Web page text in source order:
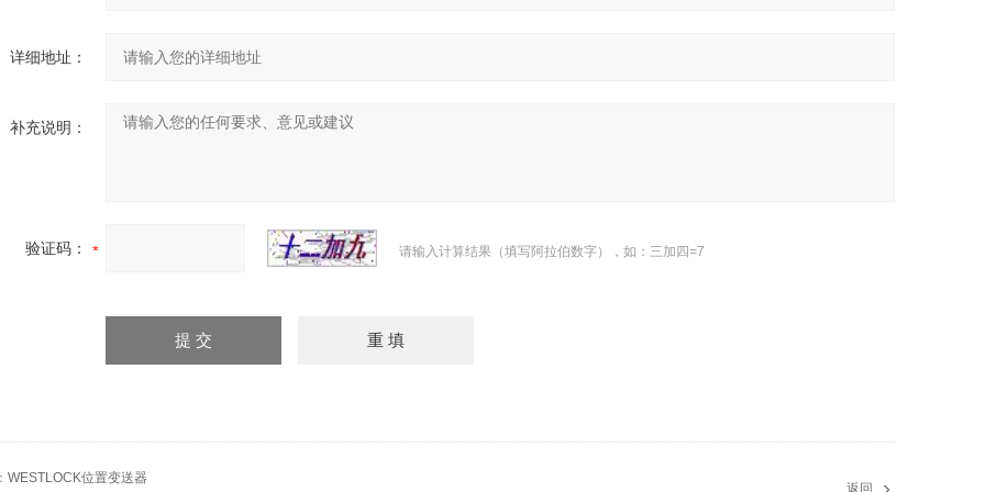
详细地址：
补充说明：
验证码： 请输入计算结果（填写阿拉伯数字），如：三加四=7
WESTLOCK位置变送器
返回